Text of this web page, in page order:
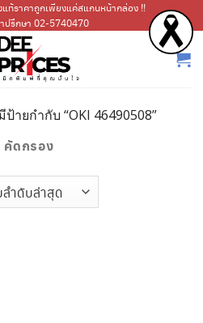
แท้ราคาถูกเพียงแค่สแกนหน้ากล่อง !!
ำปรึกษา 02-5740470
ายกำกับ “OKI 46490508”
คัดกรอง